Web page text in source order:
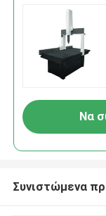
Να
Συνιστώμενα